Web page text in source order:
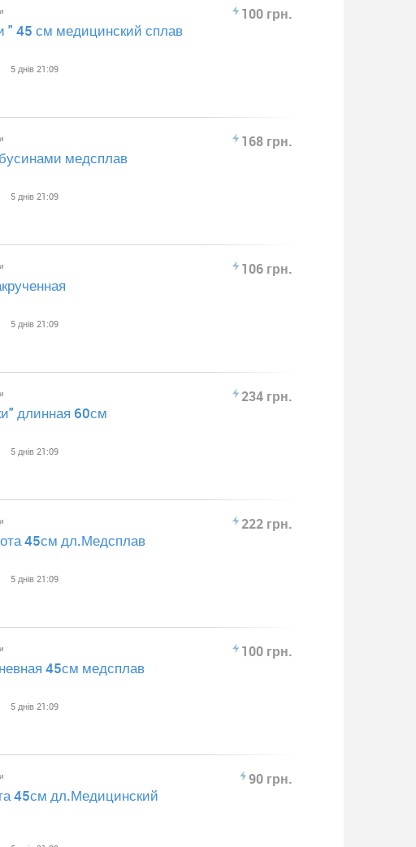
100 грн.
" 45 см медицинский сплав
5 днів 21:09
168 грн.
медсплав
5 днів 21:09
106 грн.
5 днів 21:09
234 грн.
длинная 60см
5 днів 21:09
222 грн.
45см дл.Медсплав
5 днів 21:09
100 грн.
45см медсплав
5 днів 21:09
90 грн.
45см дл.Медицинский